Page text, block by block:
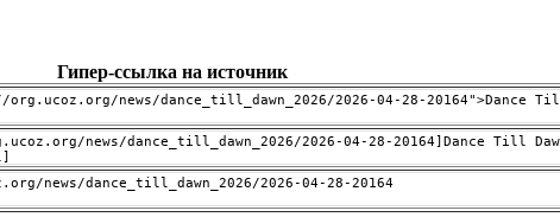
Гипер-ссылка на источник